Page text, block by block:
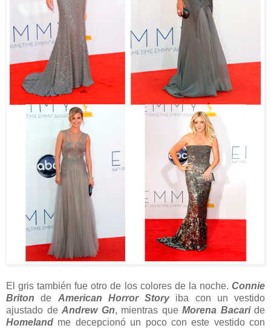
El gris también fue otro de los colores de la noche. Connie
Briton de American Horror Storyiba con un vestido
ajustado de Andrew Gn, mientras que Morena Bacaride
Homeland me decepcionó un poco con este vestido con